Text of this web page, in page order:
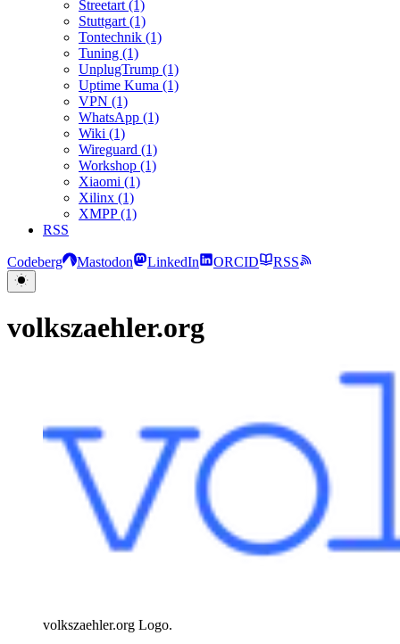
Streetart (1)
Stuttgart (1)
Tontechnik (1)
Tuning (1)
UnplugTrump (1)
Uptime Kuma (1)
VPN (1)
WhatsApp (1)
Wiki (1)
Wireguard (1)
Workshop (1)
Xiaomi (1)
Xilinx (1)
XMPP (1)
RSS
Codeberg Mastodon LinkedIn ORCID RSS
volkszaehler.org
volkszaehler.org Logo.